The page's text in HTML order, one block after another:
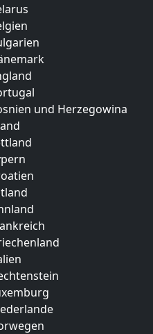
und Herzegowina